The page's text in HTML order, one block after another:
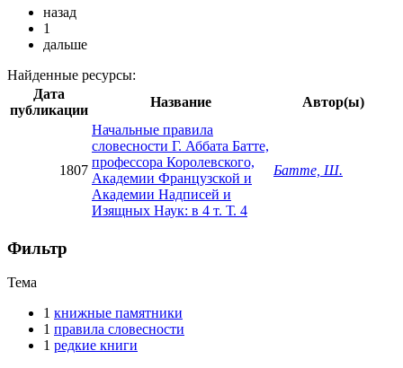
назад
1
дальше
Найденные ресурсы:
Дата
публикации
Название Автор(ы)
1807
Начальные правила
словесности Г. Аббата Батте,
профессора Королевского,
Академии Французской и
Академии Надписей и
Изящных Наук: в 4 т. Т. 4
Батте, Ш.
Фильтр
Тема
1 книжные памятники
1 правила словесности
1 редкие книги